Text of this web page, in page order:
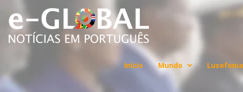
Início Mundo Lusofonia